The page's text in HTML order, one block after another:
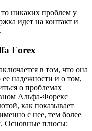
никаких проблем у
идет на контакт и
Forex
в том, что она
надежности и о том,
о проблемах
Альфа-Форекс
как показывает
с нее, тем более
Основные плюсы: